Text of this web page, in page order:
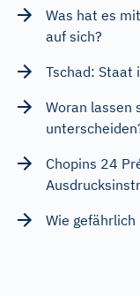
Was hat es
auf sich?
Tschad: Staat
Woran lassen
Chopins 24
Wie